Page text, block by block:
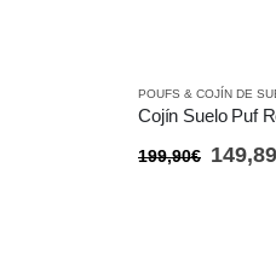
POUFS & COJÍN DE
199,90€ El
precio